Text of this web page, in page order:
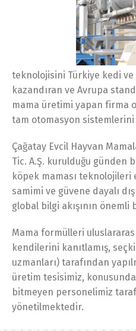
teknolojisini Türkiye kedi ve
kazandıran ve Avrupa
mama üretimi yapan firma
tam otomasyon sistemlerini
Çağatay Evcil Hayvan
Tic. A.Ş. kurulduğu günden
köpek maması
samimi ve güvene dayalı
global bilgi akışının
Mama formülleri
kendilerini kanıtlamış,
uzmanları) tarafından
üretim tesisimiz,
bitmeyen personelimiz
yönetilmektedir.